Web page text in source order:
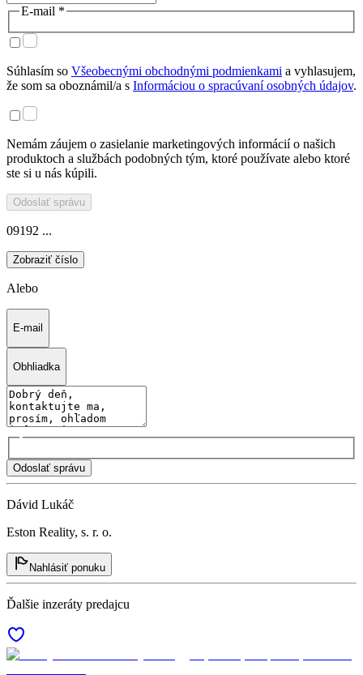
E-mail *
Súhlasím so Všeobecnými obchodnými podmienkami a vyhlasujem,
že som sa oboznámil/a s Informáciou o spracúvaní osobných údajov.
Nemám záujem o zasielanie marketingových informácií o našich
produktoch a službách podobných tým, ktoré používate alebo ktoré
ste si u nás kúpili.
Odoslať správu
09192 ...
Zobraziť číslo
Alebo
E-mail
Obhliadka
Odoslať správu
Dávid Lukáč
Eston Reality, s. r. o.
Nahlásiť ponuku
Ďalšie inzeráty predajcu